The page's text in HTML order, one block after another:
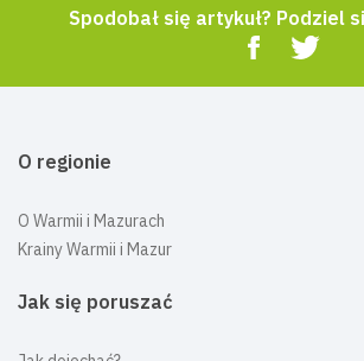
Spodobał się artykuł? Podziel
O regionie
O Warmii i Mazurach
Krainy Warmii i Mazur
Jak się poruszać